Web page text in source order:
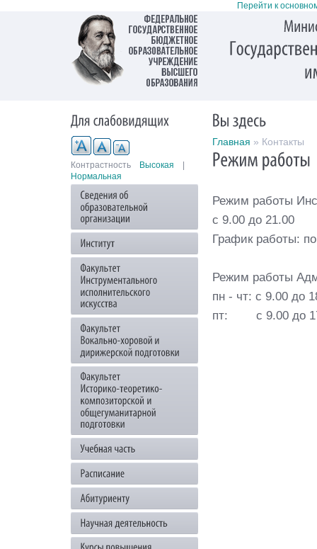
Перейти к
Контрастность Высокая
Нормальная
Главная » Контакты
Режим работы
с 9.00 до 21.00
График работы:
Режим работы
пн - чт: с 9.00 до
пт: с 9.00 до